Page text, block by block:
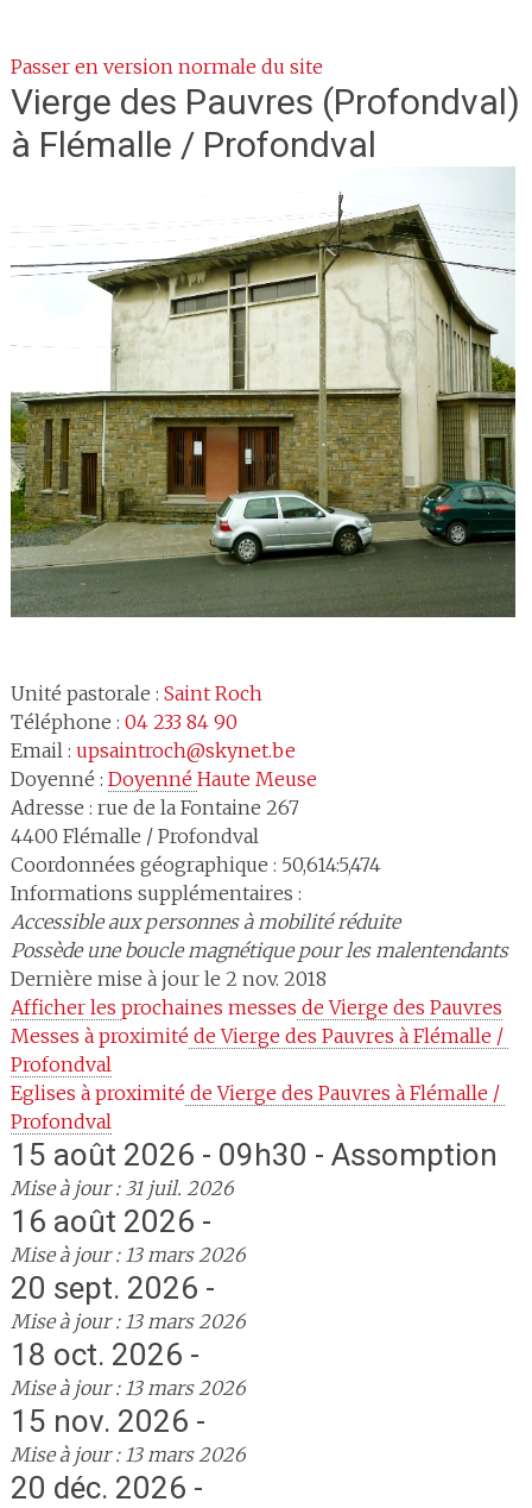
Passer en version normale du site
Vierge des Pauvres (Profondval)
à Flémalle / Profondval
Unité pastorale : Saint Roch
Téléphone : 04 233 84 90
Email : upsaintroch@skynet.be
Doyenné : Doyenné Haute Meuse
Adresse : rue de la Fontaine 267
4400 Flémalle / Profondval
Coordonnées géographique : 50,614:5,474
Informations supplémentaires :
Accessible aux personnes à mobilité réduite
Possède une boucle magnétique pour les malentendants
Dernière mise à jour le 2 nov. 2018
Afficher les prochaines messes de Vierge des Pauvres
Messes à proximité de Vierge des Pauvres à Flémalle /
Profondval
Eglises à proximité de Vierge des Pauvres à Flémalle /
Profondval
15 août 2026 - 09h30 - Assomption
Mise à jour : 31 juil. 2026
16 août 2026 -
Mise à jour : 13 mars 2026
20 sept. 2026 -
Mise à jour : 13 mars 2026
18 oct. 2026 -
Mise à jour : 13 mars 2026
15 nov. 2026 -
Mise à jour : 13 mars 2026
20 déc. 2026 -